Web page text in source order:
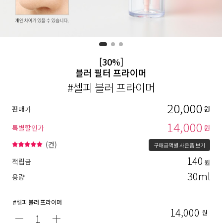
[30%]
블러 필터 프라이머
#셀피 블러 프라이머
판매가 20,000 원
특별할인가
14,000 원
(건) 구매금액별 사은품 보기
적립금 140 원
용량 30ml
#셀피 블러 프라이머
14,000 원